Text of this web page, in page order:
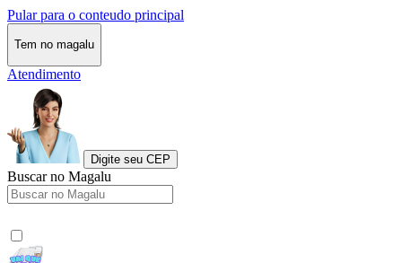
Pular para o conteudo principal
Tem no magalu
Atendimento
Digite seu CEP
Buscar no Magalu